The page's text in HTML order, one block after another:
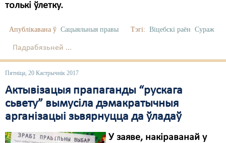
толькі ўлетку.
Апублікавана ў Сацыяльныя правы Тэгі: Віцебскі раён Сураж
Падрабязьней ...
Пятніца, 20 Кастрычнік 2017
Актывізацыя прапаганды “рускага
сьвету” вымусіла дэмакратычныя
арганізацыі зьвярнуцца да ўладаў
У заяве, накіраванай у